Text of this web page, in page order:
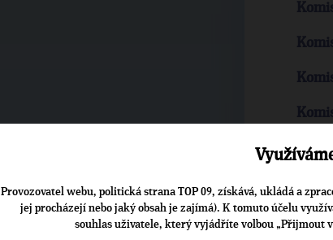
Provozovatel webu, politická strana TOP 09, získává, ukládá a
jej procházejí nebo jaký obsah je zajímá). K tomuto účelu
souhlas uživatele, který vyjádříte volbou „Přijmout